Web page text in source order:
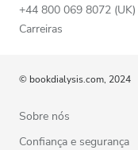
+44 800 069 8072 (UK)
Carreiras
© bookdialysis.com, 2024
Sobre nós
Confiança e segurança